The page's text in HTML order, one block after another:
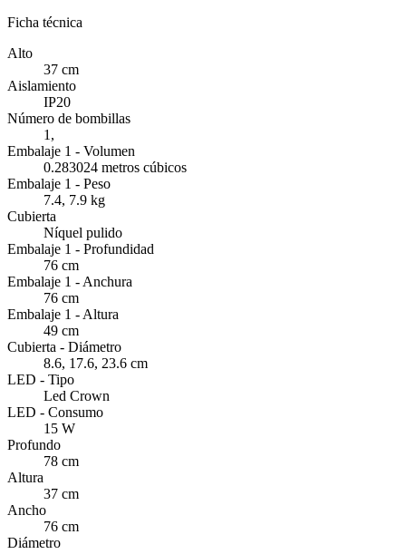
Ficha técnica
Alto
37 cm
Aislamiento
IP20
Número de bombillas
1,
Embalaje 1 - Volumen
0.283024 metros cúbicos
Embalaje 1 - Peso
7.4, 7.9 kg
Cubierta
Níquel pulido
Embalaje 1 - Profundidad
76 cm
Embalaje 1 - Anchura
76 cm
Embalaje 1 - Altura
49 cm
Cubierta - Diámetro
8.6, 17.6, 23.6 cm
LED - Tipo
Led Crown
LED - Consumo
15 W
Profundo
78 cm
Altura
37 cm
Ancho
76 cm
Diámetro